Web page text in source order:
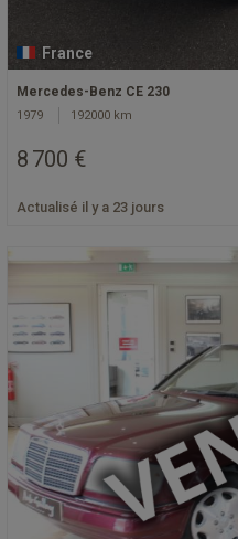
France
Mercedes-Benz CE 230
1979 192000 km
8 700 €
Actualisé il y a 23 jours